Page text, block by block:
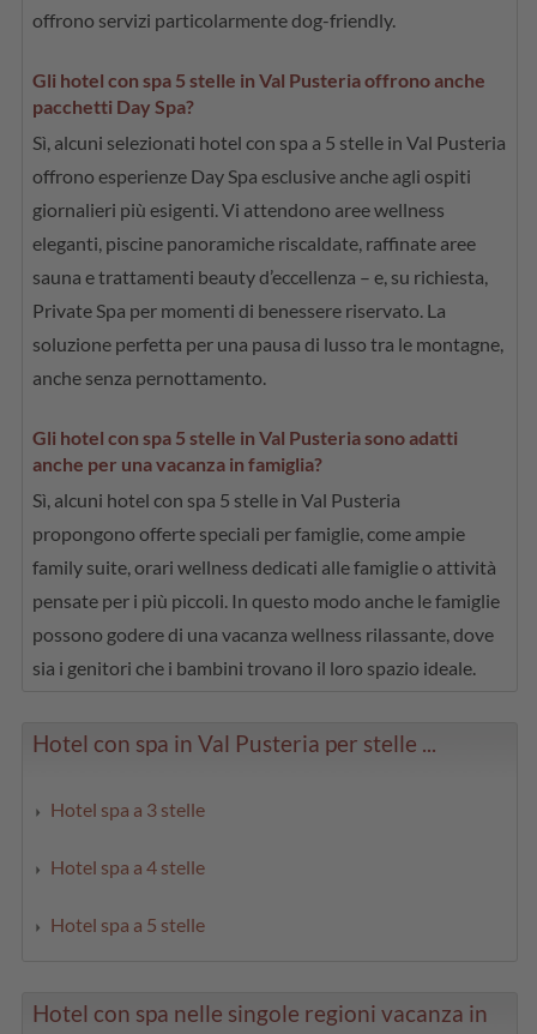
offrono servizi particolarmente dog-friendly.
Gli hotel con spa 5 stelle in Val Pusteria offrono anche
pacchetti Day Spa?
Sì, alcuni selezionati hotel con spa a 5 stelle in Val Pusteria
offrono esperienze Day Spa esclusive anche agli ospiti
giornalieri più esigenti. Vi attendono aree wellness
eleganti, piscine panoramiche riscaldate, raffinate aree
sauna e trattamenti beauty d’eccellenza – e, su richiesta,
Private Spa per momenti di benessere riservato. La
soluzione perfetta per una pausa di lusso tra le montagne,
anche senza pernottamento.
Gli hotel con spa 5 stelle in Val Pusteria sono adatti
anche per una vacanza in famiglia?
Sì, alcuni hotel con spa 5 stelle in Val Pusteria
propongono offerte speciali per famiglie, come ampie
family suite, orari wellness dedicati alle famiglie o attività
pensate per i più piccoli. In questo modo anche le famiglie
possono godere di una vacanza wellness rilassante, dove
sia i genitori che i bambini trovano il loro spazio ideale.
Hotel con spa in Val Pusteria per stelle ...
Hotel spa a 3 stelle
Hotel spa a 4 stelle
Hotel spa a 5 stelle
Hotel con spa nelle singole regioni vacanza in